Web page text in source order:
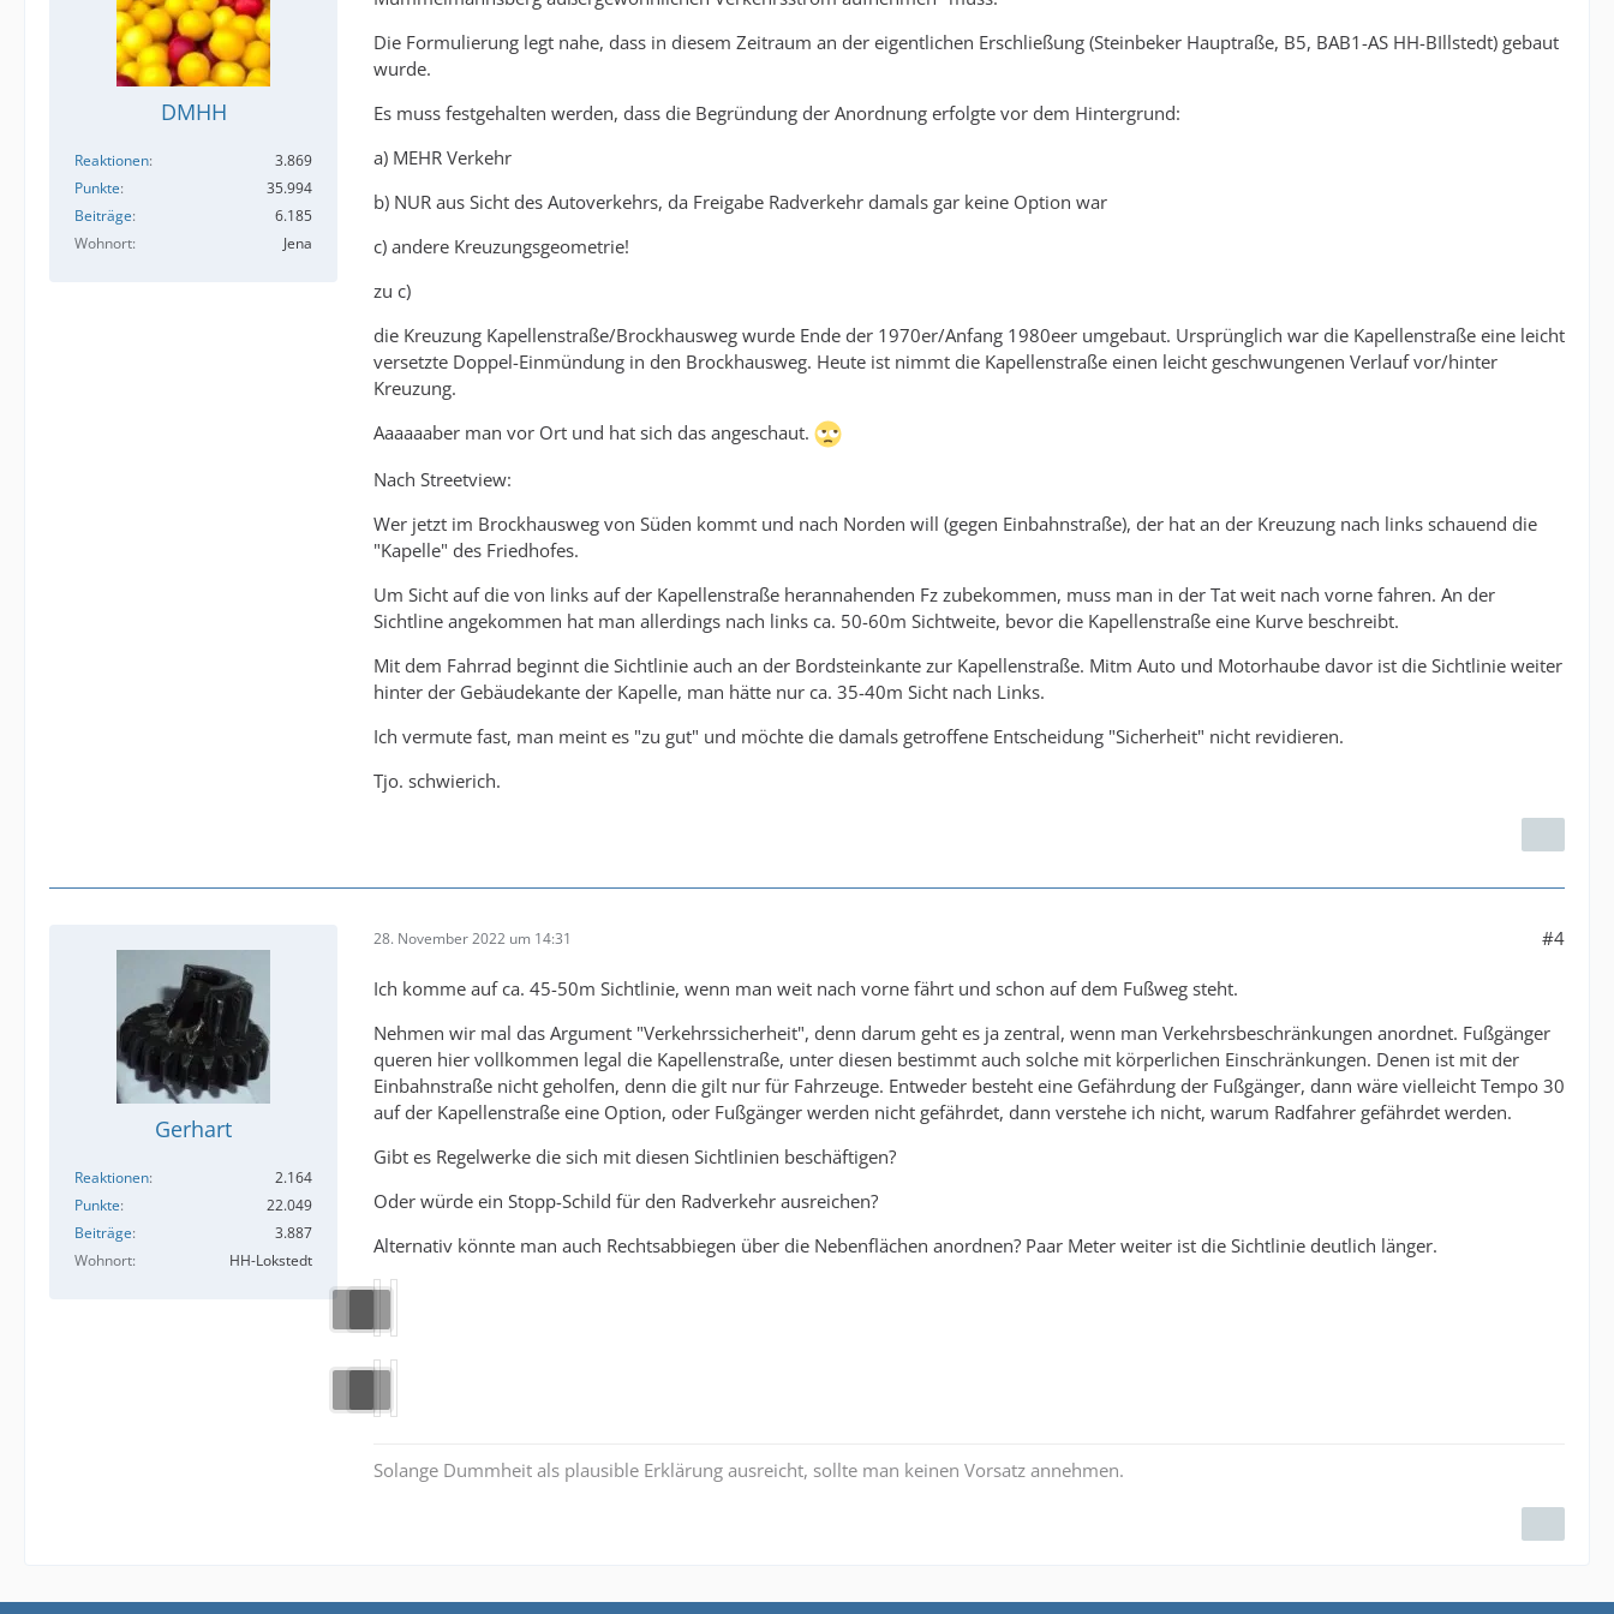
Als Straßenverkehrsbehörde sind wir gehalten, Verkehrssituationen für eine große Mehrheit von
Gelegenheitsradfahrern oder an Radfahrern mit körperlichen Einschränkungen orientieren.
DMHH
Reaktionen
3.869
Punkte
35.994
Beiträge
6.185
Wohnort
Jena
Die Formulierung legt nahe, dass in diesem Zeitraum an der eigentlichen Erschließung (Steinbeker Hauptraße, B5, BAB1-AS HH-BIllstedt) gebaut
wurde.
Es muss festgehalten werden, dass die Begründung der Anordnung erfolgte vor dem Hintergrund:
a) MEHR Verkehr
b) NUR aus Sicht des Autoverkehrs, da Freigabe Radverkehr damals gar keine Option war
c) andere Kreuzungsgeometrie!
zu c)
die Kreuzung Kapellenstraße/Brockhausweg wurde Ende der 1970er/Anfang 1980eer umgebaut. Ursprünglich war die Kapellenstraße eine leicht
versetzte Doppel-Einmündung in den Brockhausweg. Heute ist nimmt die Kapellenstraße einen leicht geschwungenen Verlauf vor/hinter
Kreuzung.
Aaaaaaber man vor Ort und hat sich das angeschaut.
Nach Streetview:
Wer jetzt im Brockhausweg von Süden kommt und nach Norden will (gegen Einbahnstraße), der hat an der Kreuzung nach links schauend die
"Kapelle" des Friedhofes.
Um Sicht auf die von links auf der Kapellenstraße herannahenden Fz zubekommen, muss man in der Tat weit nach vorne fahren. An der
Sichtline angekommen hat man allerdings nach links ca. 50-60m Sichtweite, bevor die Kapellenstraße eine Kurve beschreibt.
Mit dem Fahrrad beginnt die Sichtlinie auch an der Bordsteinkante zur Kapellenstraße. Mitm Auto und Motorhaube davor ist die Sichtlinie weiter
hinter der Gebäudekante der Kapelle, man hätte nur ca. 35-40m Sicht nach Links.
Ich vermute fast, man meint es "zu gut" und möchte die damals getroffene Entscheidung "Sicherheit" nicht revidieren.
Tjo. schwierich.
Gerhart
Reaktionen
2.164
Punkte
22.049
Beiträge
3.887
Wohnort
HH-Lokstedt
28. November 2022 um 14:31 #4
Ich komme auf ca. 45-50m Sichtlinie, wenn man weit nach vorne fährt und schon auf dem Fußweg steht.
Nehmen wir mal das Argument "Verkehrssicherheit", denn darum geht es ja zentral, wenn man Verkehrsbeschränkungen anordnet. Fußgänger
queren hier vollkommen legal die Kapellenstraße, unter diesen bestimmt auch solche mit körperlichen Einschränkungen. Denen ist mit der
Einbahnstraße nicht geholfen, denn die gilt nur für Fahrzeuge. Entweder besteht eine Gefährdung der Fußgänger, dann wäre vielleicht Tempo 30
auf der Kapellenstraße eine Option, oder Fußgänger werden nicht gefährdet, dann verstehe ich nicht, warum Radfahrer gefährdet werden.
Gibt es Regelwerke die sich mit diesen Sichtlinien beschäftigen?
Oder würde ein Stopp-Schild für den Radverkehr ausreichen?
Alternativ könnte man auch Rechtsabbiegen über die Nebenflächen anordnen? Paar Meter weiter ist die Sichtlinie deutlich länger.
Solange Dummheit als plausible Erklärung ausreicht, sollte man keinen Vorsatz annehmen.